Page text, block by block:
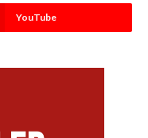
YouTube